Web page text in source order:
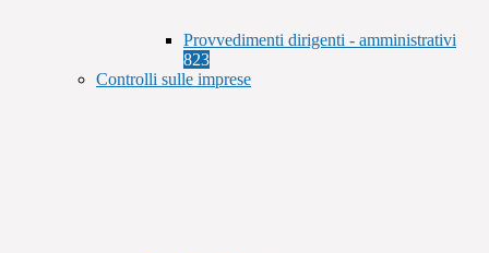
Provvedimenti dirigenti - amministrativi
823
Controlli sulle imprese